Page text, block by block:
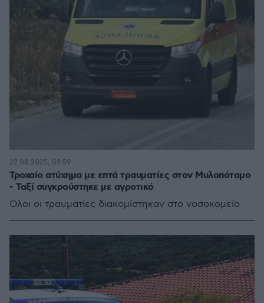
Τροχαίο ατύχημα με επτά τραυματίες στον Μυλοπόταμο
- Ταξί συγκρούστηκε με αγροτικό
Ολοι οι τραυματίες διακομίστηκαν στο νοσοκομείο
22.08.2025, 09:59